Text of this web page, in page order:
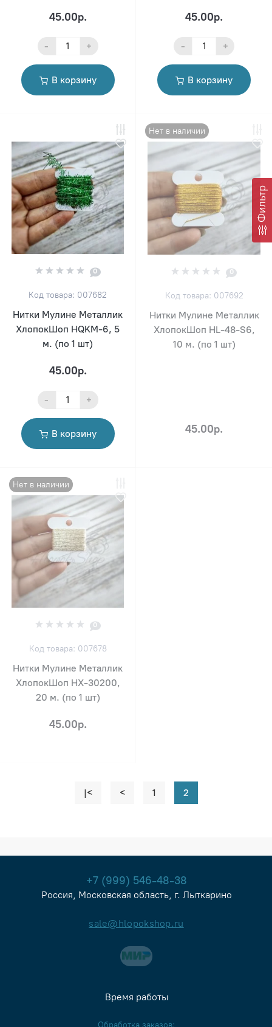
Фильтр
45.00р.
- +
В корзину
45.00р.
- +
В корзину
0
Код товара: 007682
Нитки Мулине Металлик
ХлопокШоп HQKM-6, 5
м. (по 1 шт)
45.00р.
- +
В корзину
Нет в наличии
0
Код товара: 007692
Нитки Мулине Металлик
ХлопокШоп HL-48-S6,
10 м. (по 1 шт)
45.00р.
Нет в наличии
0
Код товара: 007678
Нитки Мулине Металлик
ХлопокШоп HX-30200,
20 м. (по 1 шт)
45.00р.
|< < 1 2
+7 (999) 546-48-38
Россия, Московская область, г. Лыткарино
sale@hlopokshop.ru
Время работы
Обработка заказов: